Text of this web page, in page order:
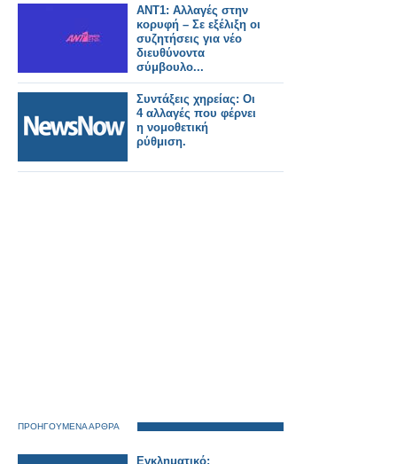
ΑΝΤ1: Αλλαγές στην
κορυφή – Σε εξέλιξη οι
συζητήσεις για νέο
διευθύνοντα
σύμβουλο...
Συντάξεις χηρείας: Οι
4 αλλαγές που φέρνει
η νομοθετική
ρύθμιση.
ΠΡΟΗΓΟΥΜΕΝΑ ΑΡΘΡΑ
Εγκληματικό: